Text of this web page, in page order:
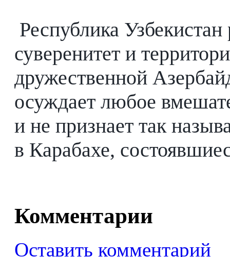
Республика
суверенитет и
дружественной
осуждает любое
и не признает так
в Карабахе,
Комментарии
Оставить комментарий